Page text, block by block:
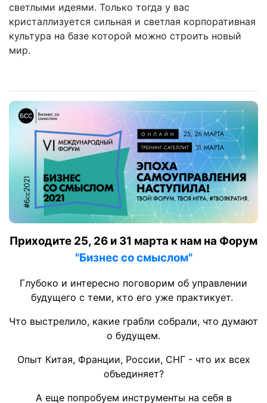
светлыми идеями. Только тогда у вас
кристаллизуется сильная и светлая корпоративная
культура на базе которой можно строить новый
мир.
Приходите 25, 26 и 31 марта к нам на Форум
"Бизнес со смыслом"
Глубоко и интересно поговорим об управлении
будущего с теми, кто его уже практикует.
Что выстрелило, какие грабли собрали, что думают
о будущем.
Опыт Китая, Франции, России, СНГ - что их всех
объединяет?
А еще попробуем инструменты на себя в